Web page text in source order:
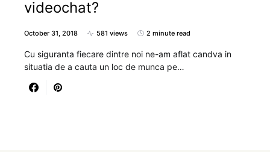
videochat?
October 31, 2018 581 views 2 minute read
Cu siguranta fiecare dintre noi ne-am aflat candva in
situatia de a cauta un loc de munca pe…